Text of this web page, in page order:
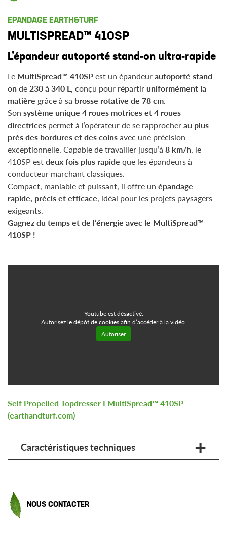
EPANDAGE EARTH&TURF
MULTISPREAD™ 410SP
L’épandeur autoporté stand-on ultra-rapide
Le MultiSpread™ 410SPest un épandeurautoporté stand-
onde230 à 340 L, conçu pour répartir uniformément la
matière grâce à sa brosse rotative de 78 cm.
Son système unique 4 roues motrices et 4 roues
directrices permet à l’opérateur de se rapprocherau plus
près des bordures et des coinsavec une précision
exceptionnelle. Capable de travailler jusqu’à 8 km/h, le
410SP estdeux fois plus rapide que les épandeurs à
conducteur marchant classiques.
Compact, maniable et puissant, il offre un épandage
rapide, précis et efficace, idéal pour les projets paysagers
exigeants.
Gagnez du temps et de l’énergie avec le MultiSpread™
410SP !
Youtube est désactivé.
Autorisez le dépôt de cookies afin d’accéder à la vidéo.
Autoriser
Self Propelled Topdresser I MultiSpread™ 410SP
(earthandturf.com)
Caractéristiques techniques
NOUS CONTACTER